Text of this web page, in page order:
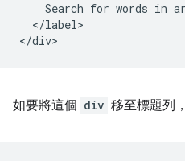
Search for words in
  </label>
如要將這個 div 移至標題列